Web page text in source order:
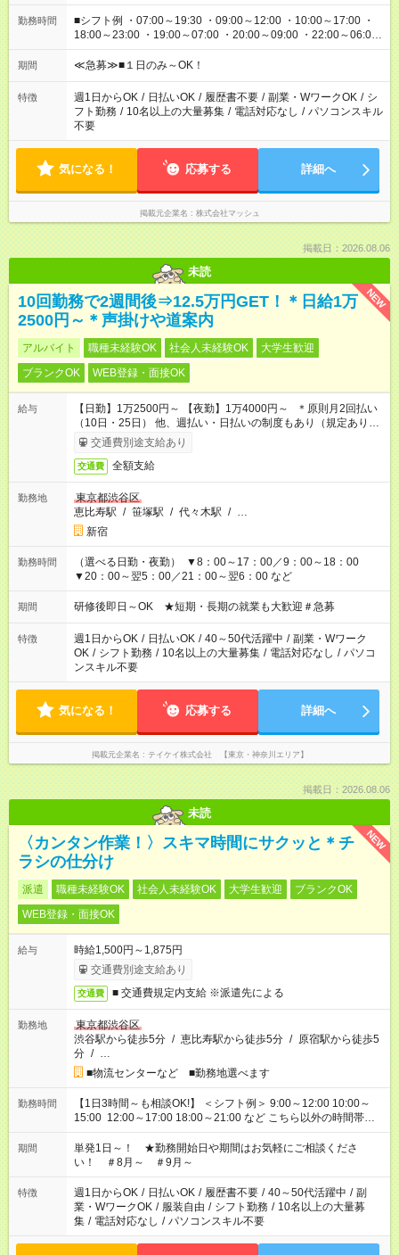
勤務時間
■シフト例 ・07:00～19:30 ・09:00～12:00 ・10:00～17:00 ・
18:00～23:00 ・19:00～07:00 ・20:00～09:00 ・22:00～06:00
etc ★最短で3時間で5,120円のお仕事から 15時間で2万円近く稼
げるお仕事も！ ご希望のお時間に合わせてご紹介！ ※シフトは
ください！
期間 ≪急募≫■１日のみ～OK！
特徴 週1日からOK / 日払いOK / 履歴書不要 / 副業・WワークOK / シ
フト勤務 / 10名以上の大量募集 / 電話対応なし / パソコンスキル
不要
気になる！ 応募する 詳細へ
掲載元企業名 株式会社マッシュ
掲載日：2026.08.06
未読
NEW
10回勤務で2週間後⇒12.5万円GET！＊日給1万
2500円～＊声掛けや道案内
アルバイト 職種未経験OK 社会人未経験OK
大学生歓迎
ブランクOK
WEB登録・面接OK
給与
【日勤】1万2500円～ 【夜勤】1万4000円～ ＊原則月2回払い
（10日・25日） 他、週払い・日払いの制度もあり（規定あり）
＃日収1万円以上
交通費別途支給あり
交通費 全額支給
勤務地
東京都渋谷区
恵比寿駅 / 笹塚駅 / 代々木駅 / …
新宿
勤務時間
（選べる日勤・夜勤） ▼8：00～17：00／9：00～18：00
▼20：00～翌5：00／21：00～翌6：00 など
期間 研修後即日～OK ★短期・長期の就業も大歓迎＃急募
特徴 週1日からOK / 日払いOK / 40～50代活躍中 / 副業・Wワーク
OK / シフト勤務 / 10名以上の大量募集 / 電話対応なし / パソコ
ンスキル不要
気になる！ 応募する 詳細へ
掲載元企業名 テイケイ株式会社 【東京・神奈川エリア】
掲載日：2026.08.06
未読
NEW
〈カンタン作業！〉スキマ時間にサクッと＊チ
ラシの仕分け
派遣 職種未経験OK 社会人未経験OK 大学生歓迎
ブランクOK
WEB登録・面接OK
給与
時給1,500円～1,875円
交通費別途支給あり
交通費 ■ 交通費規定内支給 ※派遣先による
勤務地
東京都渋谷区
渋谷駅から徒歩5分 / 恵比寿駅から徒歩5分 / 原宿駅から徒歩5
分 / …
■物流センターなど ■勤務地選べます
勤務時間
【1日3時間～も相談OK!】 ＜シフト例＞ 9:00～12:00 10:00～
15:00 12:00～17:00 18:00～21:00 など こちら以外の時間帯も
お気軽にご相談ください！
期間
単発1日～！ ★勤務開始日や期間はお気軽にご相談くださ
い！ ＃8月～ ＃9月～
特徴 週1日からOK / 日払いOK / 履歴書不要 / 40～50代活躍中 / 副
業・WワークOK / 服装自由 / シフト勤務 / 10名以上の大量募
集 / 電話対応なし / パソコンスキル不要